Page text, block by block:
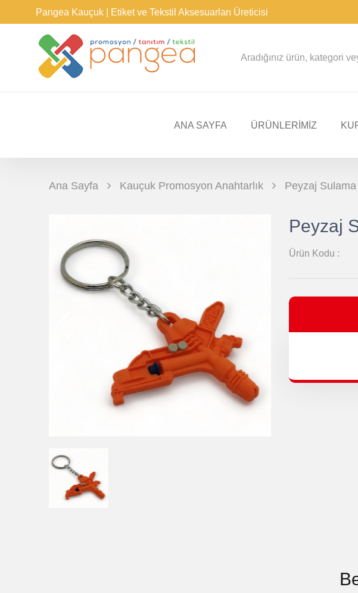
Pangea Kauçuk | Etiket ve Tekstil Aksesuarları Üreticisi
ANA SAYFA ÜRÜNLERİMİZ
Ana Sayfa Kauçuk Promosyon Anahtarlık Peyzaj
Peyzaj
Ürün Kodu :